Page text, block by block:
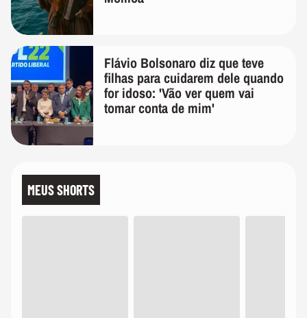
Flávio Bolsonaro diz que teve
filhas para cuidarem dele quando
for idoso: 'Vão ver quem vai
tomar conta de mim'
MEUS SHORTS